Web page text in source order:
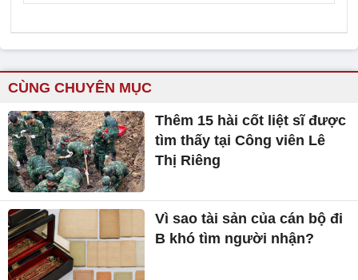
CÙNG CHUYÊN MỤC
Thêm 15 hài cốt liệt sĩ được
tìm thấy tại Công viên Lê
Thị Riêng
Vì sao tài sản của cán bộ đi
B khó tìm người nhận?